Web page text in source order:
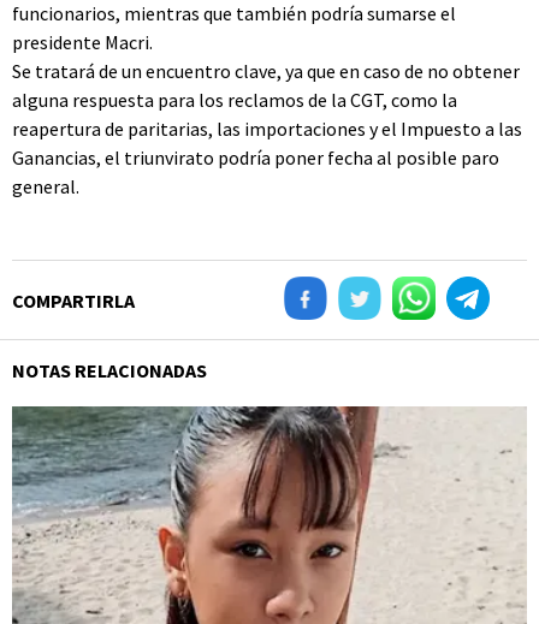
funcionarios, mientras que también podría sumarse el
presidente Macri.
Se tratará de un encuentro clave, ya que en caso de no obtener
alguna respuesta para los reclamos de la CGT, como la
reapertura de paritarias, las importaciones y el Impuesto a las
Ganancias, el triunvirato podría poner fecha al posible paro
general.
COMPARTIRLA
NOTAS RELACIONADAS